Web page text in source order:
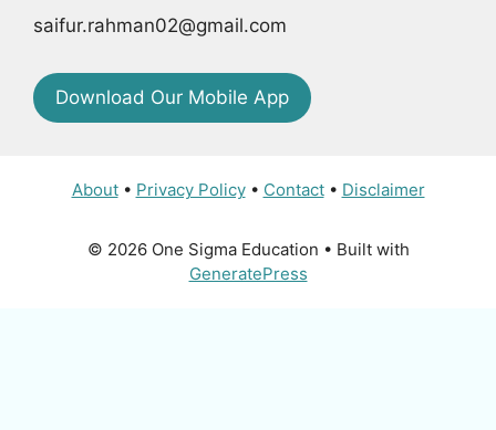
saifur.rahman02@gmail.com
Download Our Mobile App
About• Privacy Policy• Contact• Disclaimer
© 2026 One Sigma Education • Built with
GeneratePress